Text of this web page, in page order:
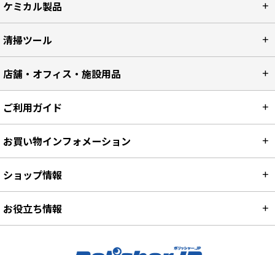
ケミカル製品
清掃ツール
店舗・オフィス・施設用品
ご利用ガイド
お買い物インフォメーション
ショップ情報
お役立ち情報